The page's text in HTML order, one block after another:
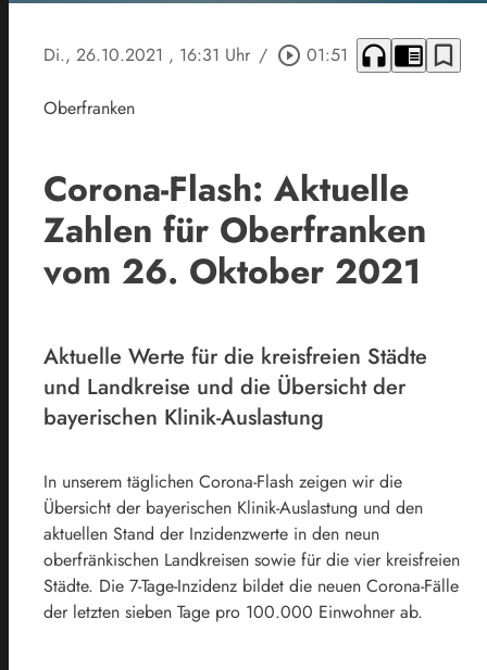
Di., 26.10.2021 , 16:31 Uhr / play_circle_outline 01:51 headphones chrome_reader_mode bookmark_border
Oberfranken
Corona-Flash: Aktuelle
Zahlen für Oberfranken
vom 26. Oktober 2021
Aktuelle Werte für die kreisfreien Städte
und Landkreise und die Übersicht der
bayerischen Klinik-Auslastung
In unserem täglichen Corona-Flash zeigen wir die
Übersicht der bayerischen Klinik-Auslastung und den
aktuellen Stand der Inzidenzwerte in den neun
oberfränkischen Landkreisen sowie für die vier kreisfreien
Städte. Die 7-Tage-Inzidenz bildet die neuen Corona-Fälle
der letzten sieben Tage pro 100.000 Einwohner ab.